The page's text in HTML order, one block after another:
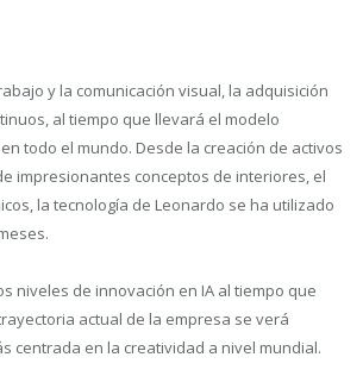
y la comunicación visual, la adquisición
al tiempo que llevará el modelo
todo el mundo. Desde la creación de activos
impresionantes conceptos de interiores, el
la tecnología de Leonardo se ha utilizado
niveles de innovación en IA al tiempo que
actual de la empresa se verá
centrada en la creatividad a nivel mundial.